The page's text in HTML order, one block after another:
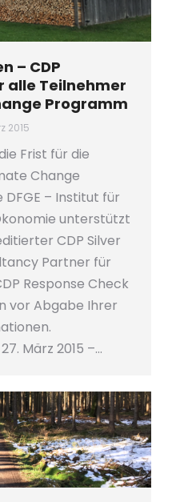
– CDP
alle Teilnehmer
Programm
2015
Frist für die
Change
– Institut für
unterstützt
CDP Silver
Partner für
Response Check
vor Abgabe Ihrer
März 2015 –…